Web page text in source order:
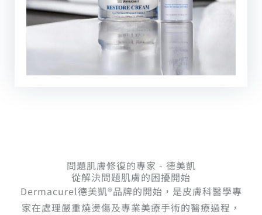
問題肌膚修復的專家 - 德美凱
從解決問題肌膚的困擾開始
Dermacurel德美凱®品牌的開始，是皮膚科醫學專
家在處理嚴重燒燙傷及專業美療手術的醫療過程，